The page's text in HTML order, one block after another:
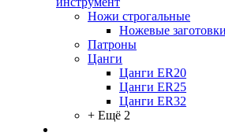
Ножи строгальные
Ножевые заготовки
Патроны
Цанги
Цанги ER20
Цанги ER25
Цанги ER32
+ Ещё 2